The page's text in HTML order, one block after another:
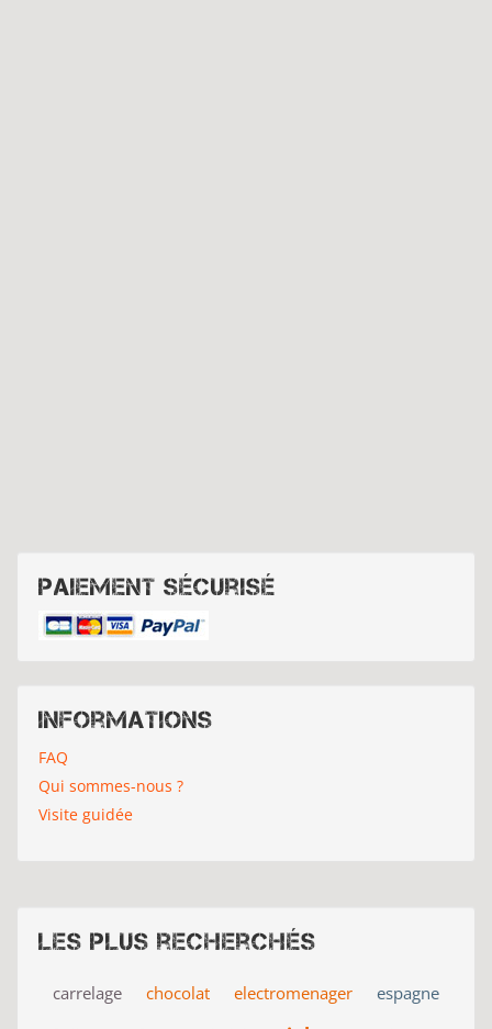
Paiement sécurisé
Informations
FAQ
Qui sommes-nous ?
Visite guidée
Les plus recherchés
carrelage chocolat electromenager espagne